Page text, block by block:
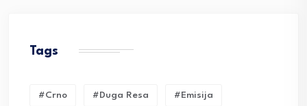
Tags
#crno #duga Resa #emisija